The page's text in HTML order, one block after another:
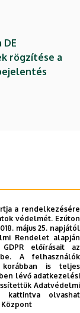
rögzítése a
a rendelkezésére
védelmét. Ezúton
május 25. napjától
Rendelet alapján
előírásait az
A felhasználók
is teljes
lévő adatkezelési
Adatvédelmi
kattintva olvashat
Központ